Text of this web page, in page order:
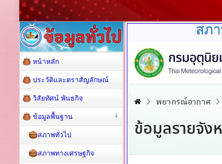
สภ
หน้าหลัก
ประวัติและตราสัญลักษณ์
วิสัยทัศน์ พันธกิจ
ข้อมูลพื้นฐาน
สภาพทั่วไป
สภาพทางเศรษฐกิจ